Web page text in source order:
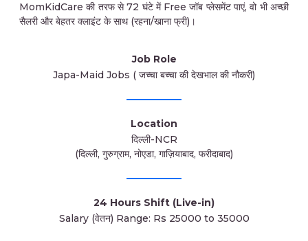
MomKidCare की तरफ से 72 घंटे में Free जॉब प्लेसमेंट पाएं, वो भी अच्छी
सैलरी और बेहतर क्लाइंट के साथ (रहना/खाना फ्री)।
Job Role
Japa-Maid Jobs ( जच्चा बच्चा की देखभाल की नौकरी)
Location
दिल्ली-NCR
(दिल्ली, गुरुग्राम, नोएडा, गाज़ियाबाद, फरीदाबाद)
24 Hours Shift (Live-in)
Salary (वेतन) Range: Rs 25000 to 35000